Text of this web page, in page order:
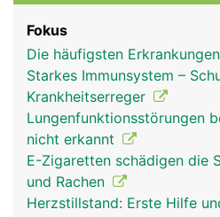
Rubriken
Atemwege bezeichnet, von
als untere Atemwege. Auf
wird die Luft erwärmt,
Dies erfolgt über die gut
Schleimhäute der
Flimmerhärchen
Luft, desto stärker wird die
Erwärmung durchblutet. Die
ausserdem kleinste
Fokus
Die häufigsten
Starkes Immunsystem –
Krankheitserreger
Lungenfunktionsstörungen
nicht erkannt
E-Zigaretten schädigen die
und Rachen
Herzstillstand: Erste Hilfe